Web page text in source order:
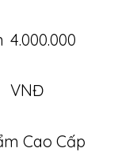
4.000.000
VNĐ
Cao Cấp